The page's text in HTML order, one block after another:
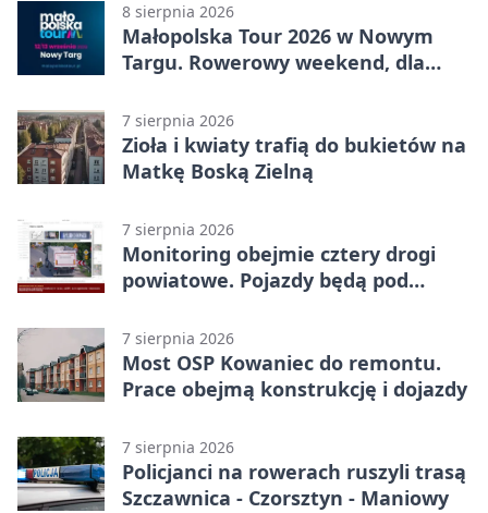
8 sierpnia 2026
Małopolska Tour 2026 w Nowym
Targu. Rowerowy weekend, dla
7 sierpnia 2026
Zioła i kwiaty trafią do bukietów na
Matkę Boską Zielną
7 sierpnia 2026
Monitoring obejmie cztery drogi
powiatowe. Pojazdy będą pod
7 sierpnia 2026
Most OSP Kowaniec do remontu.
Prace obejmą konstrukcję i dojazdy
7 sierpnia 2026
Policjanci na rowerach ruszyli trasą
Szczawnica - Czorsztyn - Maniowy